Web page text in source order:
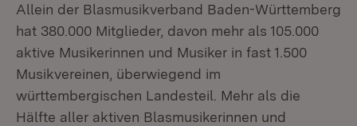
Allein der Blasmusikverband Baden-Württemberg
hat 380.000 Mitglieder, davon mehr als 105.000
aktive Musikerinnen und Musiker in fast 1.500
Musikvereinen, überwiegend im
württembergischen Landesteil. Mehr als die
Hälfte aller aktiven Blasmusikerinnen und